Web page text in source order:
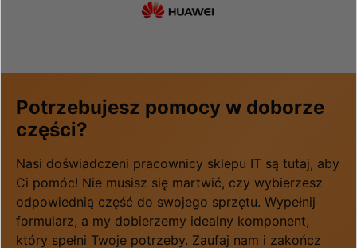
Potrzebujesz pomocy w doborze
części?
Nasi doświadczeni pracownicy sklepu IT są tutaj, aby
Ci pomóc! Nie musisz się martwić, czy wybierzesz
odpowiednią część do swojego sprzętu. Wypełnij
formularz, a my dobierzemy idealny komponent,
który spełni Twoje potrzeby. Zaufaj nam i zakończ